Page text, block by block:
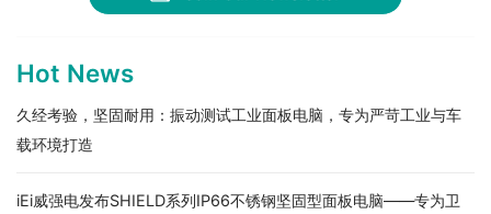
Hot News
久经考验，坚固耐用：振动测试工业面板电脑，专为严苛工业与车
载环境打造
iEi威强电发布SHIELD系列IP66不锈钢坚固型面板电脑——专为卫